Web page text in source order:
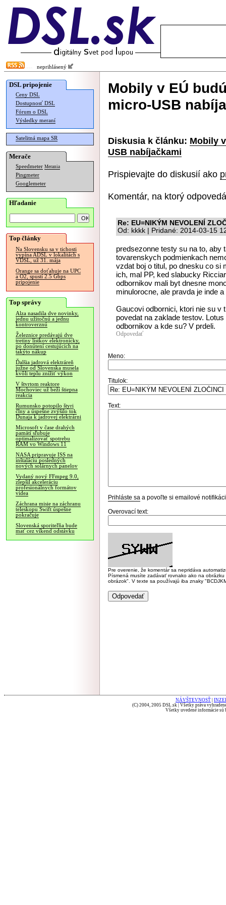
neprihlásený
DSL pripojenie
Ceny DSL
Dostupnosť DSL
Fórum o DSL
Výsledky meraní
Satelitná mapa SR
Merače
Speedmeter Merania
Pingmeter
Googlemeter
Hľadanie
Top články
Na Slovensku sa v tichosti
vypína ADSL v lokalitách s
VDSL, už 31. mája
Orange sa doťahuje na UPC
a O2, spustí 2.5 Gbps
pripojenie
Top správy
Alza nasadila dve novinky,
jednu užitočnú a jednu
kontroverznú
Železnice predávajú dve
tretiny lístkov elektronicky,
po donútení cestujúcich na
takýto nákup
Ďalšia jadrová elektráreň
južne od Slovenska musela
kvôli teplu znížiť výkon
V štvrtom reaktore
Mochoviec už beží štiepna
reakcia
Rumunsko potopilo štyri
člny a úspešne zvýšilo tok
Dunaja k jadrovej elektrárni
Microsoft v čase drahých
pamätí sľubuje
optimalizovať spotrebu
RAM vo Windows 11
NASA pripravuje ISS na
inštaláciu posledných
nových solárnych panelov
Vydaný nový FFmpeg 9.0,
zlepšil akceleráciu
profesionálnych formátov
videa
Záchrana misie na záchranu
teleskopu Swift úspešne
pokračuje
Slovenská sporiteľňa bude
mať cez víkend odstávku
Mobily v EÚ
micro-USB
Diskusia k článku: Mobily
USB nabíjačkami
Prispievajte do diskusií ako
Komentár, na ktorý
Re: EU=NIKÝM NEVOLENÍ
Od: kkkk | Pridané: 2014-03-15
predsezonne testy su na to,
tovarenskych podmienkach
vzdat boj o titul, po dnesku co si
ich, mal PP, ked slabucky
odbornikov mali byt dnesne
minulorocne, ale pravda je inde
Gaucovi odbornici, ktori nie su v
povedat na zaklade testov.
odbornikov a kde su? V prdeli.
Odpovedať
Meno:
Titulok:
Text:
Prihláste sa a povoľte si emailové
Overovací text:
Pre overenie, že komentár sa nepridáva
Písmená musíte zadávať rovnako ako na
obrázok". V texte sa používajú iba znaky
NÁVŠTEVNOSŤ
(C) 2004, 2005 DSL.sk | Všetky práva
Všetky uvedené informácie sú